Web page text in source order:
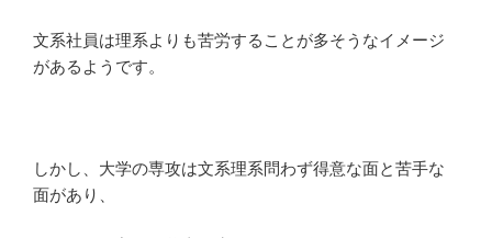
文系社員は理系よりも苦労することが多そうなイメージ
があるようです。
しかし、大学の専攻は文系理系問わず得意な面と苦手な
面があり、